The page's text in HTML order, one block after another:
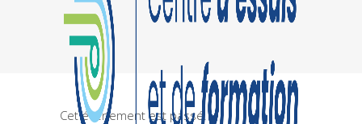
Cet évènement est passé.